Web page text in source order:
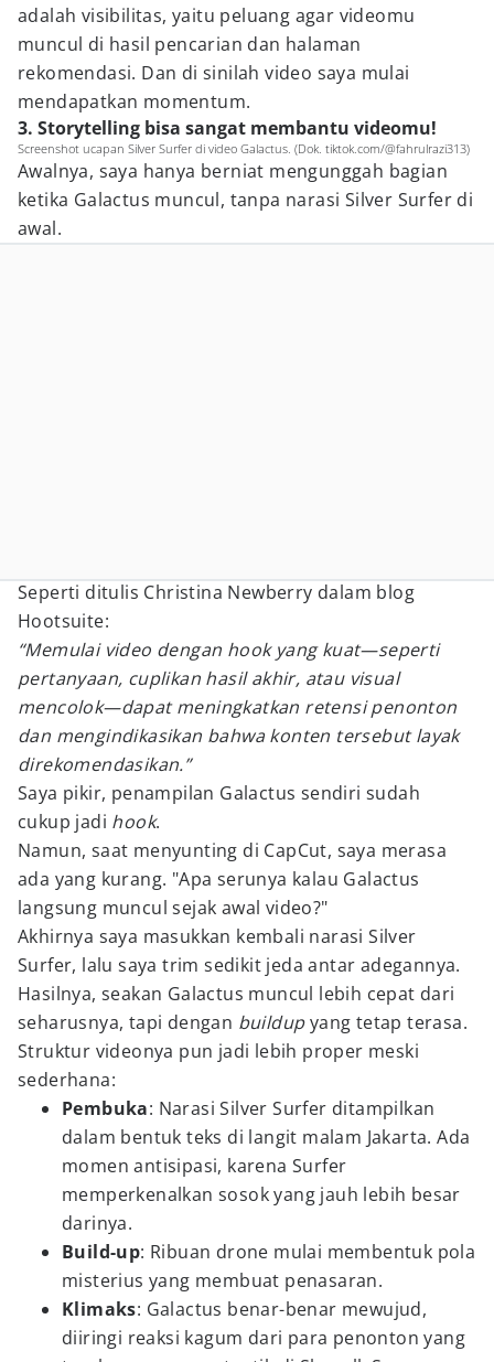
adalah visibilitas, yaitu peluang agar videomu
muncul di hasil pencarian dan halaman
rekomendasi. Dan di sinilah video saya mulai
mendapatkan momentum.
3. Storytelling bisa sangat membantu videomu!
Screenshot ucapan Silver Surfer di video Galactus. (Dok. tiktok.com/@fahrulrazi313)
Awalnya, saya hanya berniat mengunggah bagian
ketika Galactus muncul, tanpa narasi Silver Surfer di
awal.
Seperti ditulis Christina Newberry dalam blog
Hootsuite:
“Memulai video dengan hook yang kuat—seperti
pertanyaan, cuplikan hasil akhir, atau visual
mencolok—dapat meningkatkan retensi penonton
dan mengindikasikan bahwa konten tersebut layak
direkomendasikan.”
Saya pikir, penampilan Galactus sendiri sudah
cukup jadi hook.
Namun, saat menyunting di CapCut, saya merasa
ada yang kurang. "Apa serunya kalau Galactus
langsung muncul sejak awal video?"
Akhirnya saya masukkan kembali narasi Silver
Surfer, lalu saya trim sedikit jeda antar adegannya.
Hasilnya, seakan Galactus muncul lebih cepat dari
seharusnya, tapi dengan buildupyang tetap terasa.
Struktur videonya pun jadi lebih proper meski
sederhana:
Pembuka: Narasi Silver Surfer ditampilkan
dalam bentuk teks di langit malam Jakarta. Ada
momen antisipasi, karena Surfer
memperkenalkan sosok yang jauh lebih besar
darinya.
Build-up: Ribuan drone mulai membentuk pola
misterius yang membuat penasaran.
Klimaks: Galactus benar-benar mewujud,
diiringi reaksi kagum dari para penonton yang